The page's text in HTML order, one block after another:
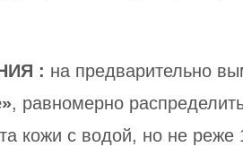
: на предварительно
, равномерно
кожи с водой, но не